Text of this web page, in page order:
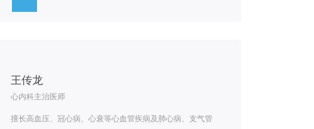
王传龙
心内科主治医师
擅长高血压、冠心病、心衰等心血管疾病及肺心病、支气管